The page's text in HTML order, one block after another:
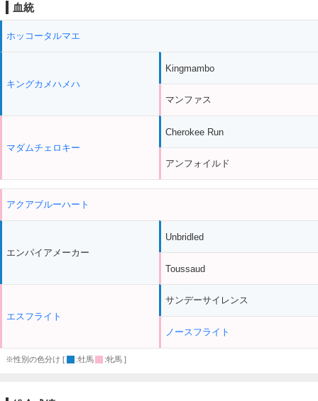
血統
ホッコータルマエ
キングカメハメハ
マダムチェロキー
Kingmambo
マンファス
Cherokee Run
アンフォイルド
アクアブルーハート
エンパイアメーカー
エスフライト
Unbridled
Toussaud
サンデーサイレンス
ノースフライト
※性別の色分け [ :牡馬 :牝馬 ]